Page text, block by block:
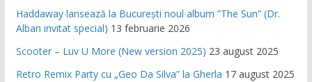
Haddaway lansează la București noul album ”The Sun” (Dr.
Alban invitat special) 13 februarie 2026
Scooter – Luv U More (New version 2025) 23 august 2025
Retro Remix Party cu „Geo Da Silva” la Gherla 17 august 2025